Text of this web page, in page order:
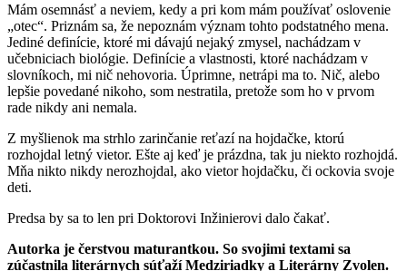
Mám osemnásť a neviem, kedy a pri kom mám používať oslovenie
„otec“. Priznám sa, že nepoznám význam tohto podstatného mena.
Jediné definície, ktoré mi dávajú nejaký zmysel, nachádzam v
učebniciach biológie. Definície a vlastnosti, ktoré nachádzam v
slovníkoch, mi nič nehovoria. Úprimne, netrápi ma to. Nič, alebo
lepšie povedané nikoho, som nestratila, pretože som ho v prvom
rade nikdy ani nemala.
Z myšlienok ma strhlo zarinčanie reťazí na hojdačke, ktorú
rozhojdal letný vietor. Ešte aj keď je prázdna, tak ju niekto rozhojdá.
Mňa nikto nikdy nerozhojdal, ako vietor hojdačku, či ockovia svoje
deti.
Predsa by sa to len pri Doktorovi Inžinierovi dalo čakať.
Autorka je čerstvou maturantkou. So svojimi textami sa
zúčastnila literárnych súťaží Medziriadky a Literárny Zvolen.